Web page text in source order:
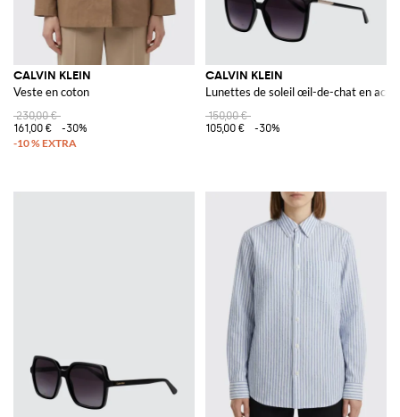
CALVIN KLEIN
Veste en coton
230,00 €
161,00 €
-30%
CALVIN KLEIN
Lunettes de soleil œil-de-chat en
150,00 €
105,00 €
-30%